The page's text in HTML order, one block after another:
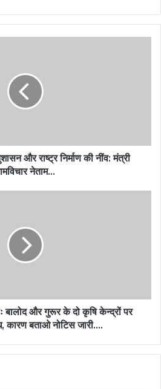
और राष्ट्र निर्माण की नींव: मंत्री
नेताम…
बालोद और गुरूर के दो कृषि केन्द्रों पर
कारण बताओ नोटिस जारी….